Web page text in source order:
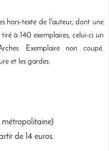
hors-texte de l'auteur, dont une
à 140 exemplaires, celui-ci un
Exemplaire non coupé.
et les gardes.
métropolitaine)
de 14 euros.